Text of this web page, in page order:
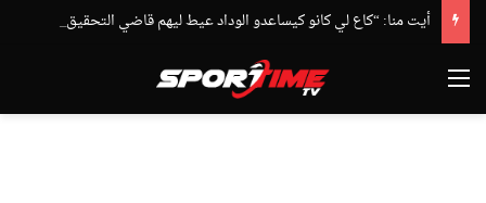
القائمة